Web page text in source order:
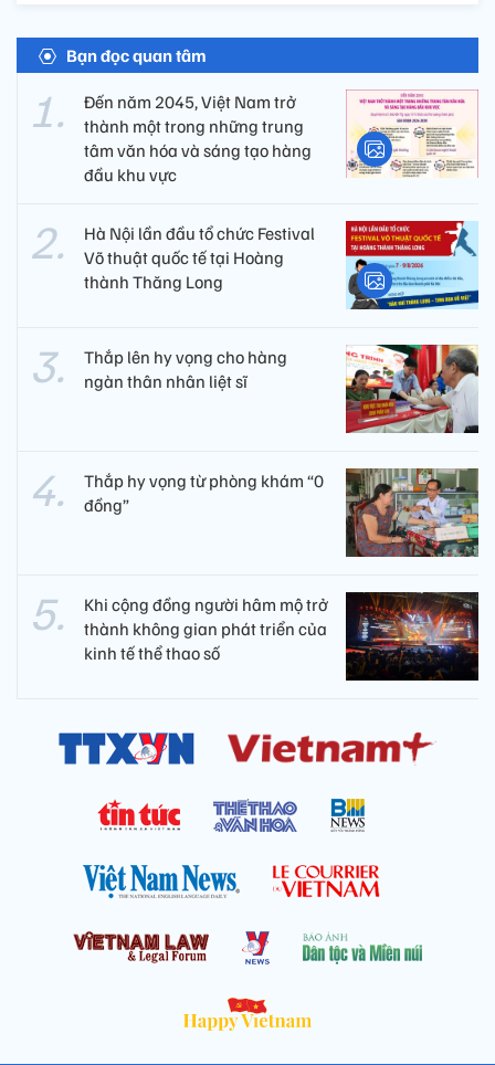
Bạn đọc quan tâm
Đến năm 2045, Việt Nam trở
thành một trong những trung
tâm văn hóa và sáng tạo hàng
đầu khu vực
Hà Nội lần đầu tổ chức Festival
Võ thuật quốc tế tại Hoàng
thành Thăng Long
Thắp lên hy vọng cho hàng
ngàn thân nhân liệt sĩ
Thắp hy vọng từ phòng khám “0
đồng”
Khi cộng đồng người hâm mộ trở
thành không gian phát triển của
kinh tế thể thao số